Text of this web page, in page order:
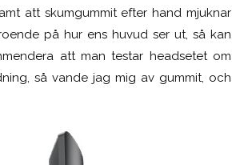
att skumgummit efter hand mjuknar
på hur ens huvud ser ut, så kan
att man testar headsetet om
så vande jag mig av gummit, och